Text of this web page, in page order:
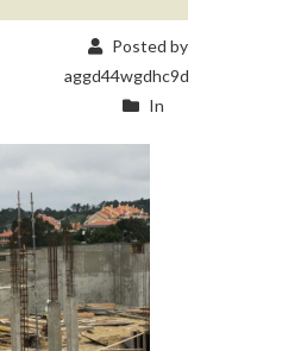
Posted by
aggd44wgdhc9d
In